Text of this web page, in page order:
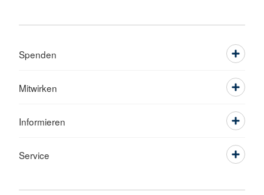
Spenden
Mitwirken
Informieren
Service